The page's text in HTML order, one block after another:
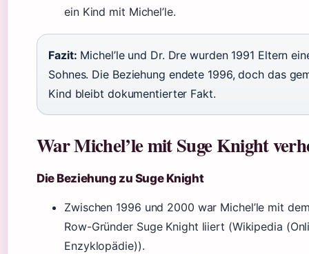
ein Kind mit Michel’le.
Fazit: Michel’le und Dr. Dre wurden 1991 Eltern
Sohnes. Die Beziehung endete 1996, doch das
Kind bleibt dokumentierter Fakt.
War Michel’le mit Suge Knight
Die Beziehung zu Suge Knight
Zwischen 1996 und 2000 war Michel’le mit
Row-Gründer Suge Knight liiert (Wikipedia
Enzyklopädie)).